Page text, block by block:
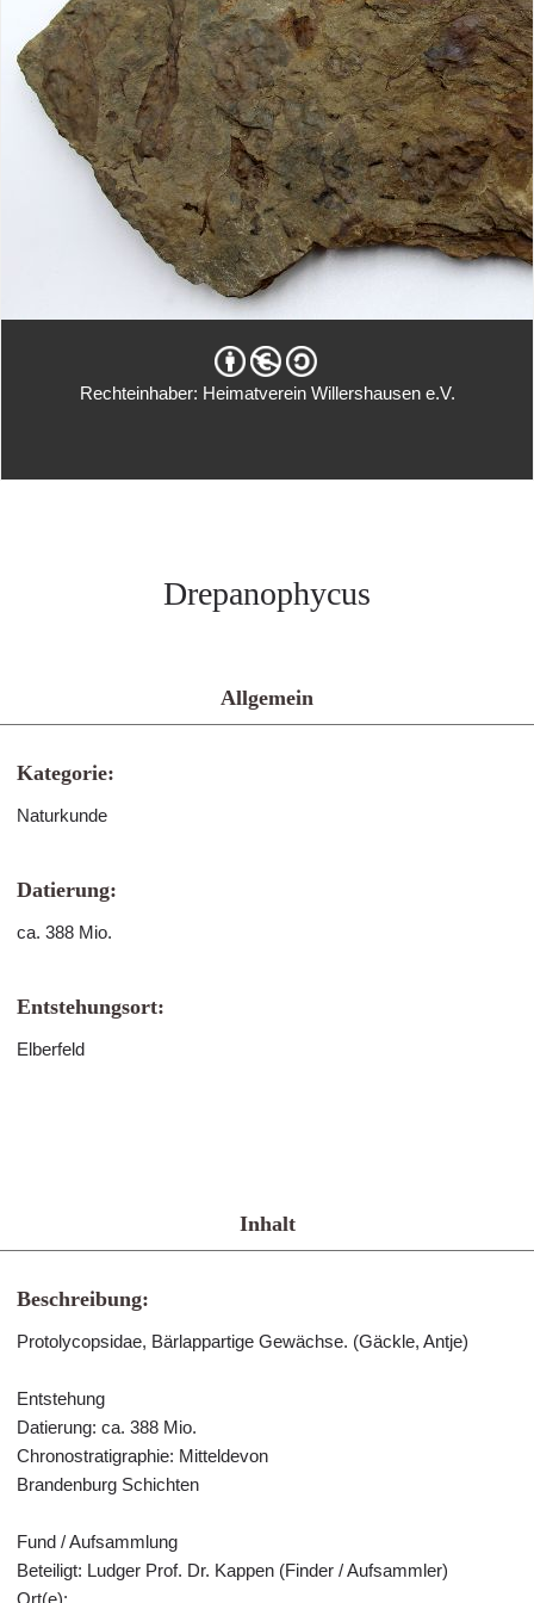
Rechteinhaber: Heimatverein Willershausen e.V.
Drepanophycus
Allgemein
Kategorie:
Naturkunde
Datierung:
ca. 388 Mio.
Entstehungsort:
Elberfeld
Inhalt
Beschreibung:
Protolycopsidae, Bärlappartige Gewächse. (Gäckle, Antje)
Entstehung
Datierung: ca. 388 Mio.
Chronostratigraphie: Mitteldevon
Brandenburg Schichten
Fund / Aufsammlung
Beteiligt: Ludger Prof. Dr. Kappen (Finder / Aufsammler)
Ort(e):